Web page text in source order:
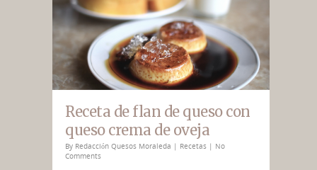
Receta de flan de queso con
queso crema de oveja
By Redacción Quesos Moraleda | Recetas | No
Comments